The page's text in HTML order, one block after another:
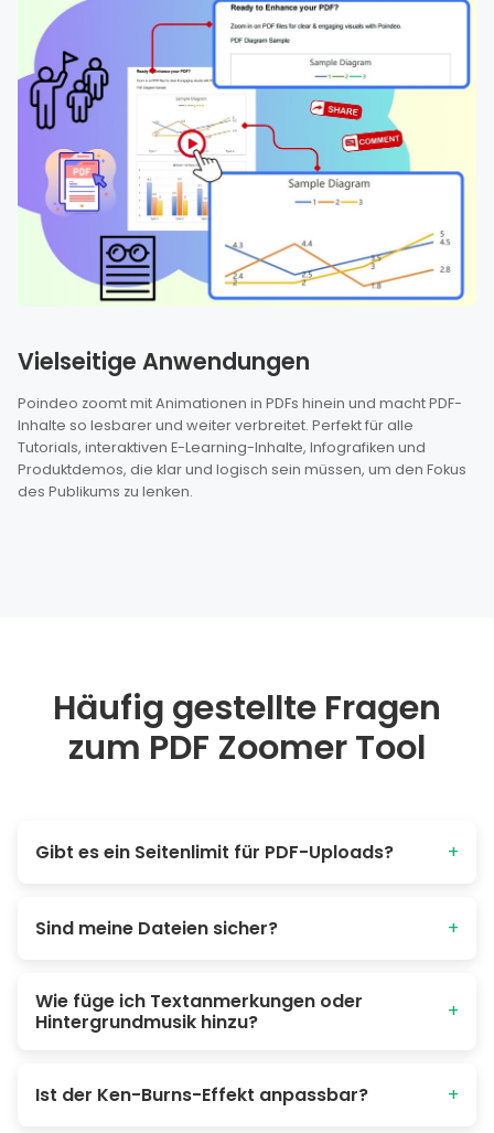
Vielseitige Anwendungen
Poindeo zoomt mit Animationen in PDFs hinein und macht PDF-
Inhalte so lesbarer und weiter verbreitet. Perfekt für alle
Tutorials, interaktiven E-Learning-Inhalte, Infografiken und
Produktdemos, die klar und logisch sein müssen, um den Fokus
des Publikums zu lenken.
Häufig gestellte Fragen
zum PDF Zoomer Tool
Gibt es ein Seitenlimit für PDF-Uploads? +
jedoch einen bestimmten Wert erreicht, wird die
Sind meine Dateien sicher? +
speichert keine Daten.
Wie füge ich Textanmerkungen oder
Hintergrundmusik hinzu?
+
Sie unter „Text hinzufügen“. Tippen Sie auf Audio, klicken Sie
Ist der Ken-Burns-Effekt anpassbar? +